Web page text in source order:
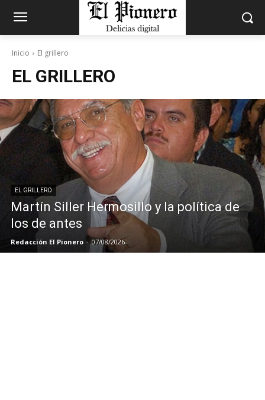
Inicio El grillero
EL GRILLERO
EL GRILLERO
Martín Siller Hermosillo y la política de
los de antes
Redacción El Pionero - 07/08/2026